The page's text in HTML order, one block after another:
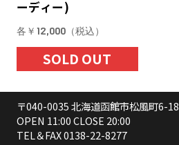
ーディー)
各￥12,000（税込）
SOLD OUT
〒040-0035 北海道函館市松風町6-18
OPEN 11:00 CLOSE 20:00
TEL＆FAX0138-22-8277